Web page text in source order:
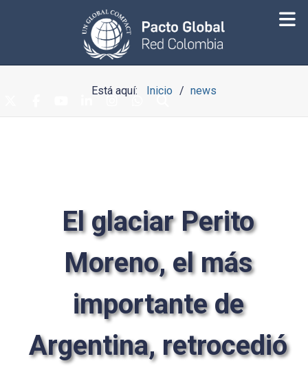
Está aquí: Inicio news
El glaciar Perito
Moreno, el más
importante de
Argentina, retrocedió